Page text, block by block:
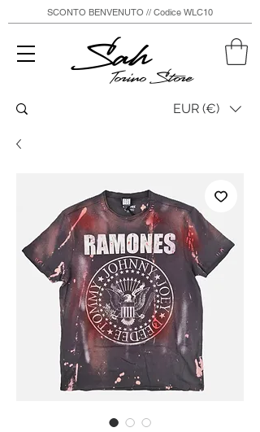
Sah
Torino Store
SCONTO BENVENUTO // Codice WLC10
EUR (€)